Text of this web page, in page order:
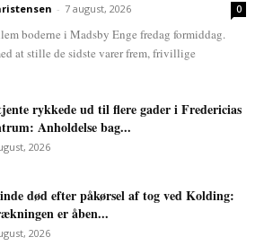
- 7 august, 2026 0
boderne i Madsby Enge fredag formiddag.
at stille de sidste varer frem, frivillige
rykkede ud til flere gader i Fredericias
Anholdelse bag...
2026
død efter påkørsel af tog ved Kolding:
er åben...
2026